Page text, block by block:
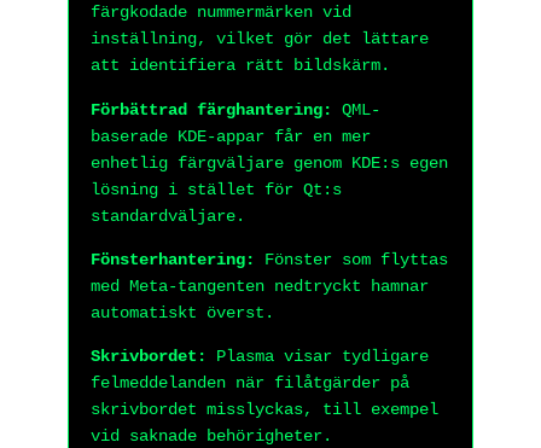
färgkodade nummermärken vid
inställning, vilket gör det lättare
att identifiera rätt bildskärm.
Förbättrad färghantering:
QML-
baserade KDE-appar får en mer
enhetlig färgväljare genom KDE:s egen
lösning i stället för Qt:s
standardväljare.
Fönsterhantering:
Fönster som flyttas
med Meta-tangenten nedtryckt hamnar
automatiskt överst.
Skrivbordet:
Plasma visar tydligare
felmeddelanden när filåtgärder på
skrivbordet misslyckas, till exempel
vid saknade behörigheter.